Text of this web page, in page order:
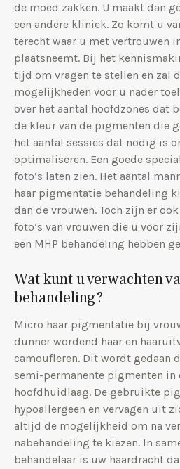
de moed zakken. U maakt dan
een andere kliniek. Zo komt u
terecht waar u met vertrouwen
plaatsneemt. Bij het
tijd om vragen te stellen en zal
mogelijkheden voor u nader
over het aantal hoofdzones dat
de kleur van de pigmenten die
het aantal sessies dat nodig is
optimaliseren. Een goede
foto’s laten zien. Het aantal
haar pigmentatie behandeling
dan de vrouwen. Toch zijn er
foto’s van vrouwen die u voor
een MHP behandeling hebben
Wat kunt u verwachten
behandeling?
Micro haar pigmentatie bij
dunner wordend haar en
camoufleren. Dit wordt gedaan
semi-permanente pigmenten in
hoofdhuidlaag. De gebruikte
hypoallergeen en vervagen uit
altijd de mogelijkheid om na
nabehandeling te kiezen. In
behandelaar is uw haardracht